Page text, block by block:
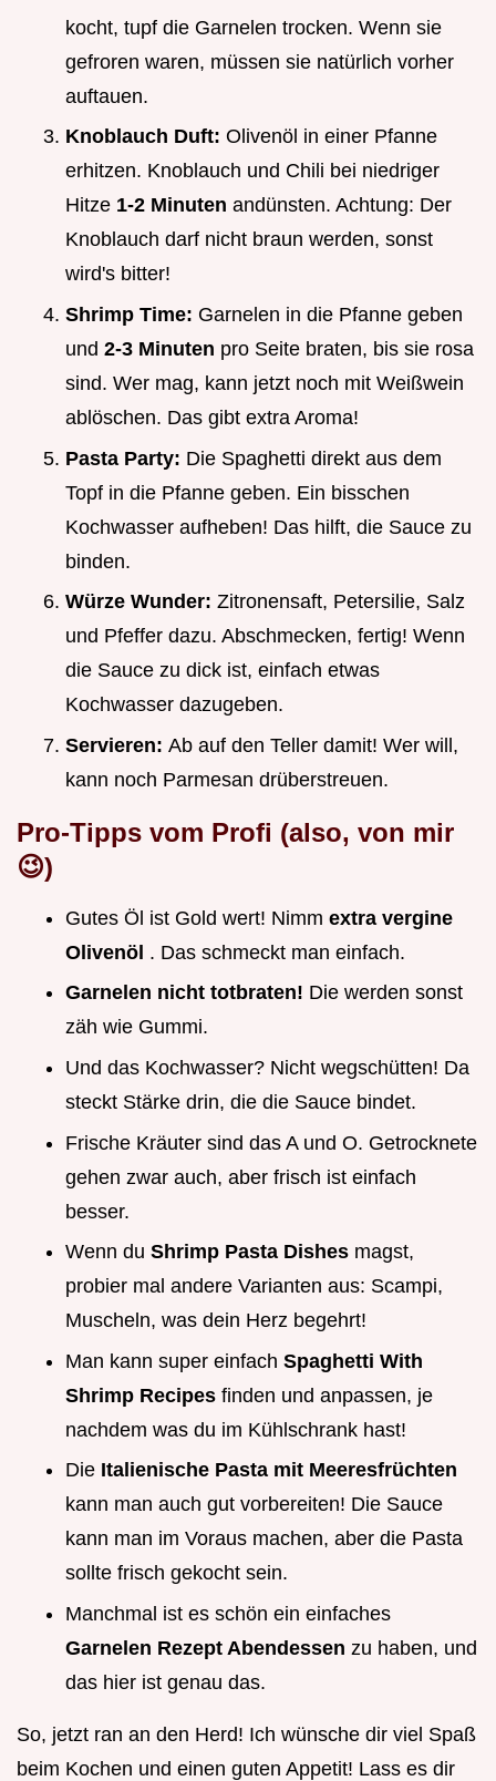
kocht, tupf die Garnelen trocken. Wenn sie
gefroren waren, müssen sie natürlich vorher
auftauen.
Knoblauch Duft: Olivenöl in einer Pfanne
erhitzen. Knoblauch und Chili bei niedriger
Hitze 1-2 Minuten andünsten. Achtung: Der
Knoblauch darf nicht braun werden, sonst
wird's bitter!
Shrimp Time: Garnelen in die Pfanne geben
und 2-3 Minuten pro Seite braten, bis sie rosa
sind. Wer mag, kann jetzt noch mit Weißwein
ablöschen. Das gibt extra Aroma!
Pasta Party: Die Spaghetti direkt aus dem
Topf in die Pfanne geben. Ein bisschen
Kochwasser aufheben! Das hilft, die Sauce zu
binden.
Würze Wunder: Zitronensaft, Petersilie, Salz
und Pfeffer dazu. Abschmecken, fertig! Wenn
die Sauce zu dick ist, einfach etwas
Kochwasser dazugeben.
Servieren: Ab auf den Teller damit! Wer will,
kann noch Parmesan drüberstreuen.
Pro-Tipps vom Profi (also, von mir
😉)
Gutes Öl ist Gold wert! Nimm extra vergine
Olivenöl . Das schmeckt man einfach.
Garnelen nicht totbraten! Die werden sonst
zäh wie Gummi.
Und das Kochwasser? Nicht wegschütten! Da
steckt Stärke drin, die die Sauce bindet.
Frische Kräuter sind das A und O. Getrocknete
gehen zwar auch, aber frisch ist einfach
besser.
Wenn du Shrimp Pasta Dishes magst,
probier mal andere Varianten aus: Scampi,
Muscheln, was dein Herz begehrt!
Man kann super einfach Spaghetti With
Shrimp Recipes finden und anpassen, je
nachdem was du im Kühlschrank hast!
Die Italienische Pasta mit Meeresfrüchten
kann man auch gut vorbereiten! Die Sauce
kann man im Voraus machen, aber die Pasta
sollte frisch gekocht sein.
Manchmal ist es schön ein einfaches
Garnelen Rezept Abendessen zu haben, und
das hier ist genau das.
So, jetzt ran an den Herd! Ich wünsche dir viel Spaß
beim Kochen und einen guten Appetit! Lass es dir